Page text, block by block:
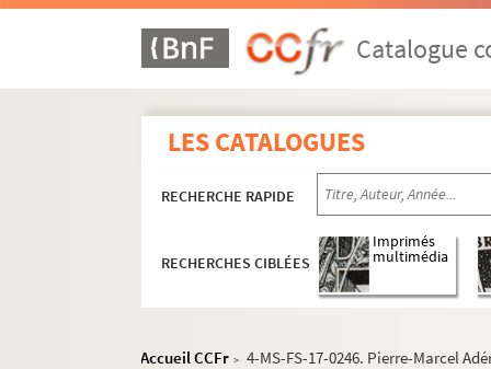
Catalogue
LES CATALOGUES
RECHERCHE RAPIDE
RECHERCHES CIBLÉES
Imprimés
multimédia
Accueil CCFr > 4-MS-FS-17-0246. Pierre-Marcel
Guillaume Apollinaire